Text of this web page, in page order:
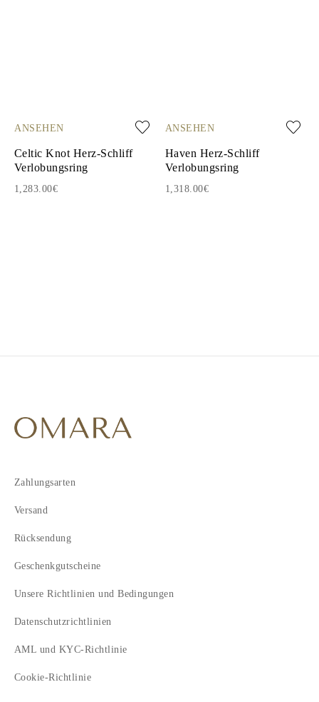
ANSEHEN
Celtic Knot Herz-Schliff
Verlobungsring
1,283.00€
ANSEHEN
Haven Herz-Schliff
Verlobungsring
1,318.00€
Zahlungsarten
Versand
Rücksendung
Geschenkgutscheine
Unsere Richtlinien und Bedingungen
Datenschutzrichtlinien
AML und KYC-Richtlinie
Cookie-Richtlinie